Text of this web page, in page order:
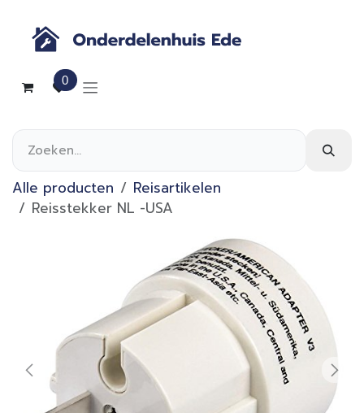
0
Alle producten
Reisartikelen
Reisstekker NL -USA